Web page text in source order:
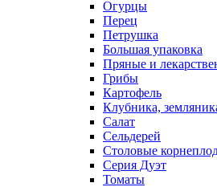
Огурцы
Перец
Петрушка
Большая упаковка
Пряные и
Грибы
Картофель
Клубника,
Салат
Сельдерей
Столовые
Серия Дуэт
Томаты